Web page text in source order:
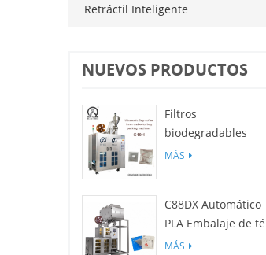
Retráctil Inteligente
NUEVOS PRODUCTOS
Filtros
biodegradables
C19H PLA para
goteo
MÁS
C88DX Automático
PLA Embalaje de té
Máquina (bolsa
MÁS